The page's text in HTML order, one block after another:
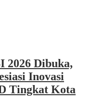
2026 Dibuka,
Inovasi
Tingkat Kota